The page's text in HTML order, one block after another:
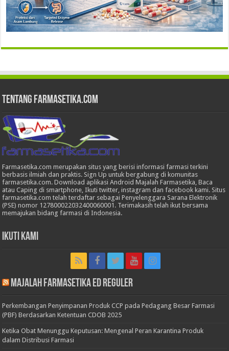
Tentang Farmasetika.com
Farmasetika.com merupakan situs yang berisi informasi farmasi terkini
berbasis ilmiah dan praktis. Sign Up untuk bergabung di komunitas
farmasetika.com. Download aplikasi Android Majalah Farmasetika, Baca
atau Caping di smartphone, Ikuti twitter, instagram dan facebook kami. Situs
farmasetika.com telah terdaftar sebagai Penyelenggara Sarana Elektronik
(PSE) nomor 127800022032400060001. Terimakasih telah ikut bersama
memajukan bidang farmasi di Indonesia.
Ikuti Kami
Majalah Farmasetika Ed Reguler
Perkembangan Penyimpanan Produk CCP pada Pedagang Besar Farmasi
(PBF) Berdasarkan Ketentuan CDOB 2025
Ketika Obat Menunggu Keputusan: Mengenal Peran Karantina Produk
dalam Distribusi Farmasi